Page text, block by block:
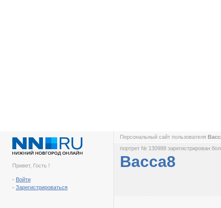
Привет, Гость !
- Войти
- Зарегистрироваться
Персональный сайт пользователя
портрет № 130988 зарегистрирован
Васса8